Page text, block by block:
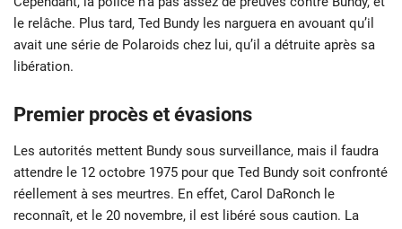
le relâche. Plus tard, Ted Bundy les narguera en avouant qu’il
avait une série de Polaroids chez lui, qu’il a détruite après sa
libération.
Premier procès et évasions
Les autorités mettent Bundy sous surveillance, mais il faudra
attendre le 12 octobre 1975 pour que Ted Bundy soit confronté
réellement à ses meurtres. En effet, Carol DaRonch le
reconnaît, et le 20 novembre, il est libéré sous caution. La